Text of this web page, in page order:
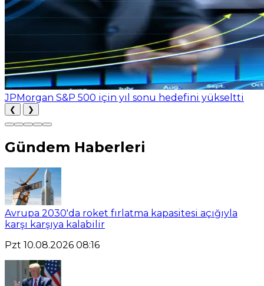
JPMorgan S&P 500 için yıl sonu hedefini yükseltti
❮ ❯
Gündem Haberleri
Avrupa 2030'da roket fırlatma kapasitesi açığıyla
karşı karşıya kalabilir
Pzt 10.08.2026 08:16